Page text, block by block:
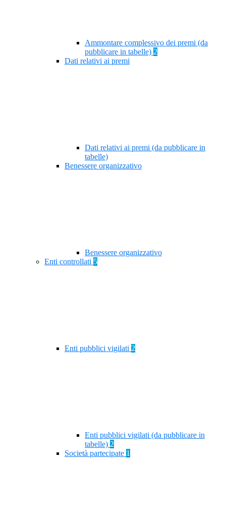
Ammontare complessivo dei premi (da
pubblicare in tabelle) 2
Dati relativi ai premi
Dati relativi ai premi (da pubblicare in
tabelle)
Benessere organizzativo
Benessere organizzativo
Enti controllati 5
Enti pubblici vigilati 2
Enti pubblici vigilati (da pubblicare in
tabelle) 2
Società partecipate 1